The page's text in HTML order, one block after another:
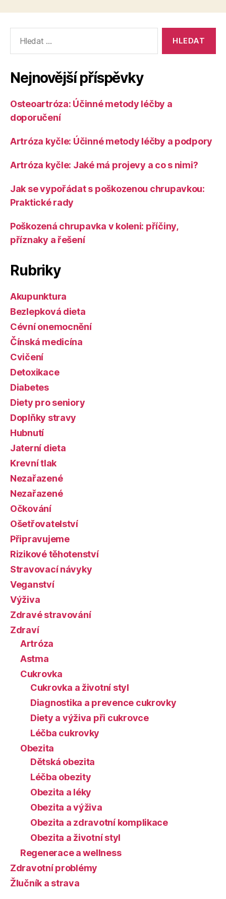
vyhledávání:
Nejnovější příspěvky
Osteoartróza: Účinné metody léčby a
doporučení
Artróza kyčle: Účinné metody léčby a podpory
Artróza kyčle: Jaké má projevy a co s nimi?
Jak se vypořádat s poškozenou chrupavkou:
Praktické rady
Poškozená chrupavka v koleni: příčiny,
příznaky a řešení
Rubriky
Akupunktura
Bezlepková dieta
Cévní onemocnění
Čínská medicína
Cvičení
Detoxikace
Diabetes
Diety pro seniory
Doplňky stravy
Hubnutí
Jaterní dieta
Krevní tlak
Nezařazené
Nezařazené
Očkování
Ošetřovatelství
Připravujeme
Rizikové těhotenství
Stravovací návyky
Veganství
Výživa
Zdravé stravování
Zdraví
Artróza
Astma
Cukrovka
Cukrovka a životní styl
Diagnostika a prevence cukrovky
Diety a výživa při cukrovce
Léčba cukrovky
Obezita
Dětská obezita
Léčba obezity
Obezita a léky
Obezita a výživa
Obezita a zdravotní komplikace
Obezita a životní styl
Regenerace a wellness
Zdravotní problémy
Žlučník a strava